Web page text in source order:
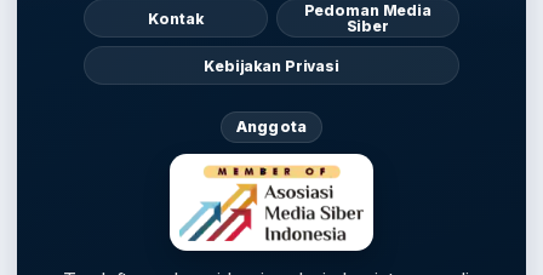
Kontak
Pedoman Media
Siber
Kebijakan Privasi
Anggota